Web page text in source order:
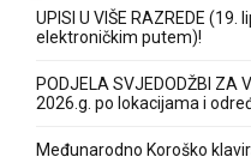
UPISI U VIŠE RAZREDE
elektroničkim putem)!
PODJELA SVJEDODŽBI ZA
2026.g. po lokacijama i
Međunarodno Koroško